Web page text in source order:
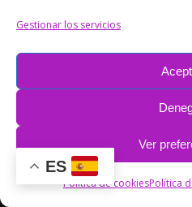
Gestionar los servicios
Ver
Política de cookiesPolítica
on
Facebook
X
© RC&Media
ES